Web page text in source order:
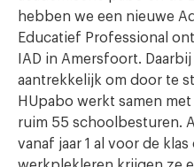
hebben we een nieuwe
Educatief Professional
IAD in Amersfoort.
aantrekkelijk om door te
HUpabo werkt samen
ruim 55 schoolbesturen.
vanaf jaar 1 al voor de